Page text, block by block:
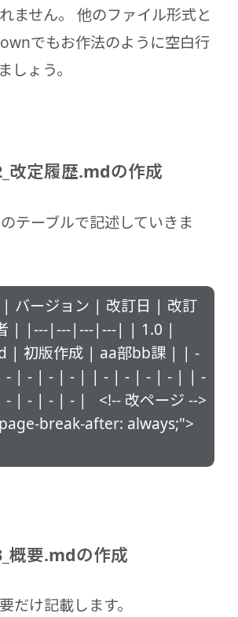
ません。 他のファイル形式と
でもお作法のように空白行
しょう。
改定履歴.mdの作成
テーブルで記述していきま
バージョン | 改訂日 | 改訂
| |---|---|---|---| | 1.0 |
| 初版作成 | aa部bb課 | | -
- | - | - | - | | - | - | - | - | | -
| - | - | - | <!-- 改ページ -->
break-after: always;">
概要.mdの作成
だけ記載します。